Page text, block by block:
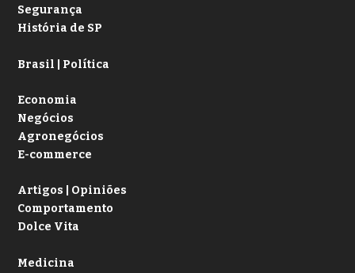
Segurança
História de SP
Brasil | Política
Economia
Negócios
Agronegócios
E-commerce
Artigos | Opiniões
Comportamento
Dolce Vita
Medicina